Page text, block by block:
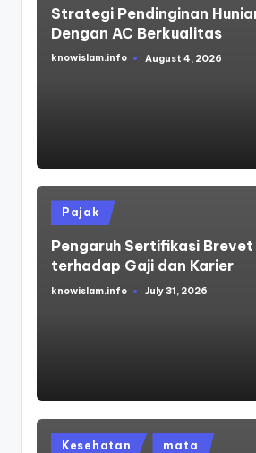
Strategi Pendinginan
Dengan AC Berkualitas
Posted
knowislam.info August 4, 2026
Posted
in
Pajak
Pengaruh Sertifikasi Brevet
terhadap Gaji dan Karier
Posted
knowislam.info July 31, 2026
Posted
Kesehatan mata